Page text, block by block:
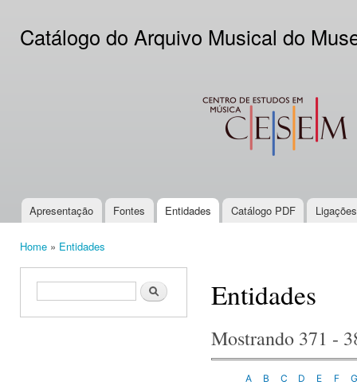
Catálogo do Arquivo Musical do
CESEM
Main menu
Apresentação Fontes Entidades Catálogo PDF
Home » Entidades
Search form Search Entidades
Mostrando 371 -
A B C D E F G